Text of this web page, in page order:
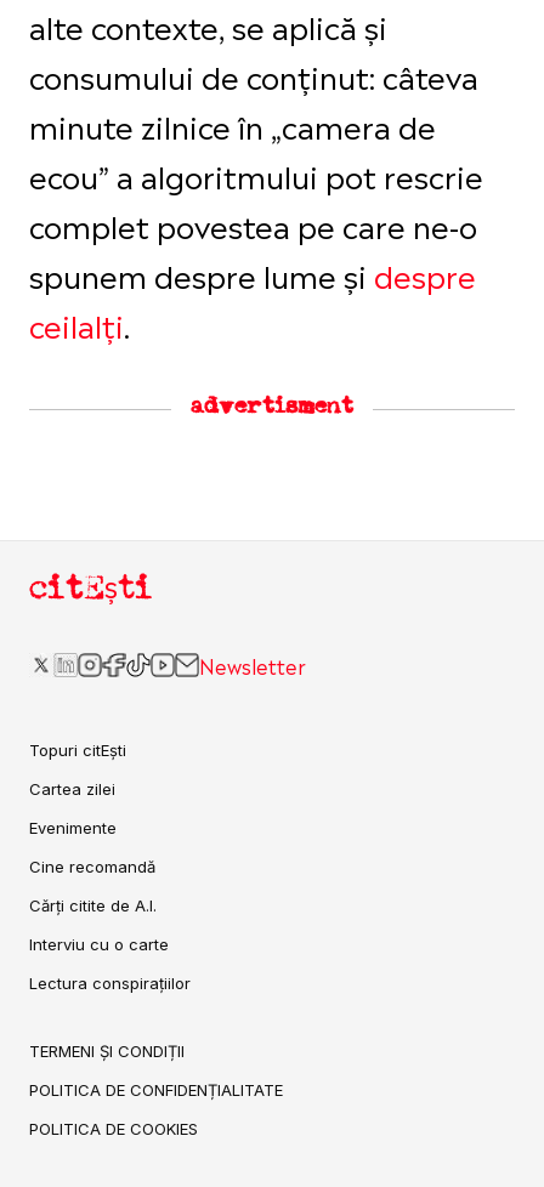
alte contexte, se aplică și
consumului de conținut: câteva
minute zilnice în „camera de
ecou” a algoritmului pot rescrie
complet povestea pe care ne-o
spunem despre lume și despre
ceilalți.
advertisment
citEști
Newsletter
Topuri citEști
Cartea zilei
Evenimente
Cine recomandă
Cărți citite de A.I.
Interviu cu o carte
Lectura conspirațiilor
TERMENI ȘI CONDIȚII
POLITICA DE CONFIDENȚIALITATE
POLITICA DE COOKIES